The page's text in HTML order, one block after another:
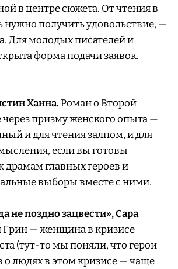
в центре сюжета. От чтения в
нужно получить удовольствие, —
Для молодых писателей и
форма подачи заявок.
Ханна.Роман о Второй
призму женского опыта —
и для чтения залпом, и для
если вы готовы
драмам главных героев и
выборы вместе с ними.
не поздно зацвести», Сара
Грин — женщина в кризисе
(тут-то мы поняли, что герои
о людях в этом кризисе — чаще